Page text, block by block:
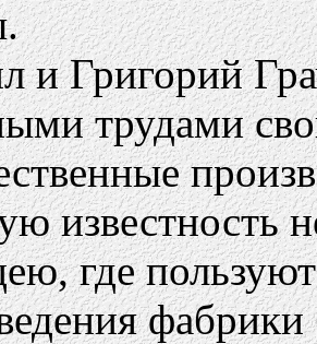
и Григорий
трудами
известность
где
фабрики